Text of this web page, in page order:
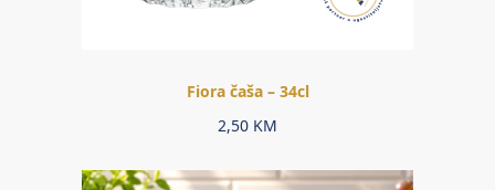
Fiora čaša – 34cl
2,50 KM